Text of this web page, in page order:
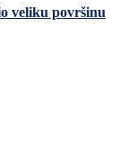
veliku površinu